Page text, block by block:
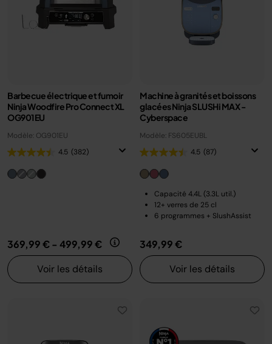
Barbecue électrique et fumoir
Ninja Woodfire Pro Connect XL
OG901EU
Modèle: OG901EU
4.5 (382)
369,99 €- 499,99 €
Voir les détails
Machine à granités et boissons
glacées Ninja SLUSHi MAX -
Cyberspace
Modèle: FS605EUBL
4.5 (87)
Capacité 4.4L (3.3L util.)
12+ verres de 25 cl
6 programmes + SlushAssist
349,99 €
Voir les détails